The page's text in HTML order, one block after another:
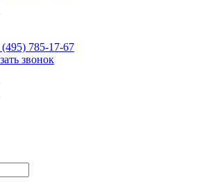
785-17-67
звонок